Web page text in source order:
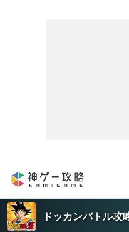
ドッカンバトル攻